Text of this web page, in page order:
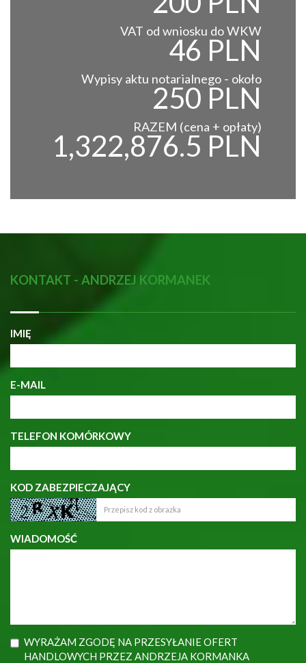
VAT od wniosku do WKW
46 PLN
Wypisy aktu notarialnego - około
250 PLN
RAZEM (cena + opłaty)
1,322,876.5 PLN
KONTAKT - ANDRZEJ KORMANEK
IMIĘ
E-MAIL
TELEFON KOMÓRKOWY
KOD ZABEZPIECZAJĄCY
WIADOMOŚĆ
WYRAŻAM ZGODĘ NA PRZESYŁANIE OFERT
HANDLOWYCH PRZEZ ANDRZEJA KORMANKA